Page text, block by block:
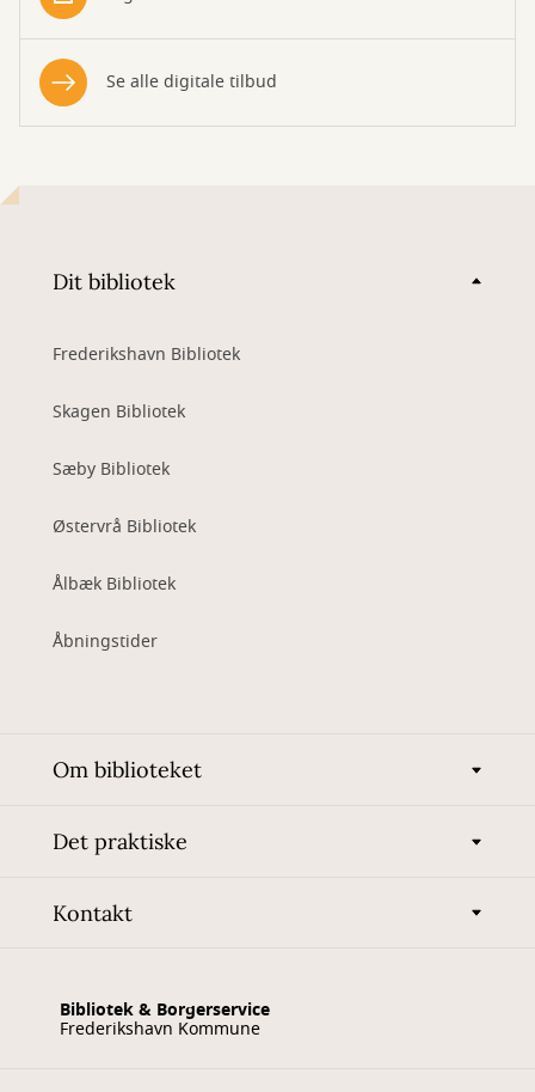
Se alle digitale tilbud
Dit bibliotek
Frederikshavn Bibliotek
Skagen Bibliotek
Sæby Bibliotek
Østervrå Bibliotek
Ålbæk Bibliotek
Åbningstider
Om biblioteket
Det praktiske
Kontakt
Bibliotek & Borgerservice
Frederikshavn Kommune